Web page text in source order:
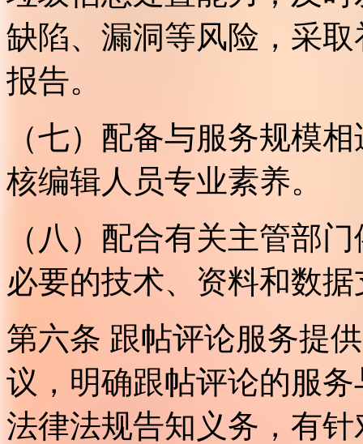
缺陷、漏洞等风险，采
报告。
（七）配备与服务规模
核编辑人员专业素养。
（八）配合有关主管部
必要的技术、资料和数
第六条 跟帖评论服务提
议，明确跟帖评论的服
法律法规告知义务，有